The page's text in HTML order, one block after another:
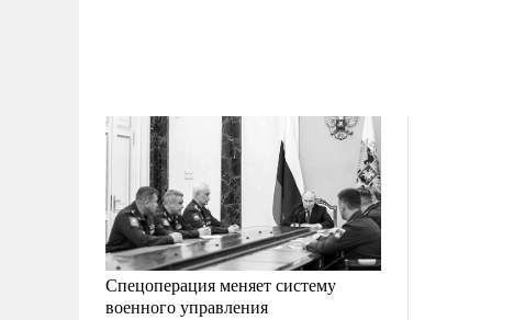
Спецоперация меняет систему
военного управления